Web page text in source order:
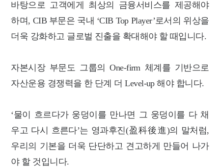
바탕으로 고객에게 최상의 금융서비스를 제공해야
하며, CIB 부문은 국내 ‘CIB Top Player’로서의 위상을
더욱 강화하고 글로벌 진출을 확대해야 할 때입니다.
자본시장 부문도 그룹의 One-firm 체계를 기반으로
자산운용 경쟁력을 한 단계 더 Level-up 해야 합니다.
‘물이 흐르다가 웅덩이를 만나면 그 웅덩이를 다 채
우고 다시 흐른다’는 영과후진(盈科後進)의 말처럼,
우리의 기본을 더욱 단단하고 견고하게 만들어 나가
야 할 것입니다.